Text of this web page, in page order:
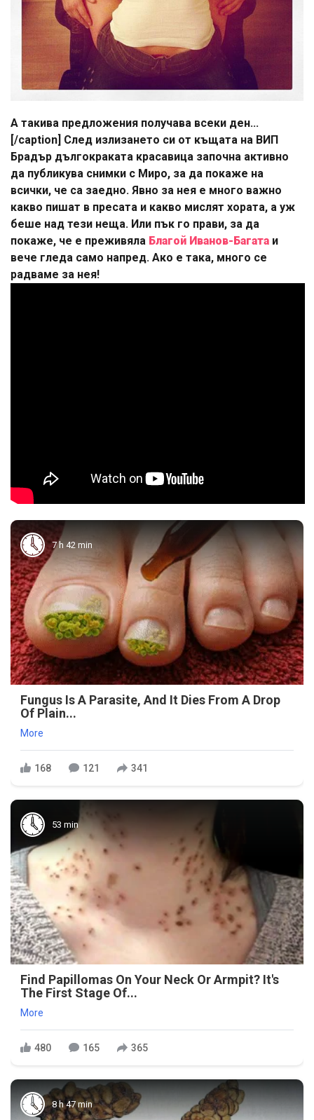
А такива предложения получава всеки ден...
[/caption] След излизането си от къщата на ВИП
Брадър дългокраката красавица започна активно
да публикува снимки с Миро, за да покаже на
всички, че са заедно. Явно за нея е много важно
какво пишат в пресата и какво мислят хората, а уж
беше над тези неща. Или пък го прави, за да
покаже, че е преживяла Благой Иванов-Багата и
вече гледа само напред. Ако е така, много се
радваме за нея!
7 h 42 min
Fungus Is A Parasite, And It Dies From A Drop
Of Plain...
More
168 121 341
53 min
Find Papillomas On Your Neck Or Armpit? It's
The First Stage Of...
More
480 165 365
8 h 47 min